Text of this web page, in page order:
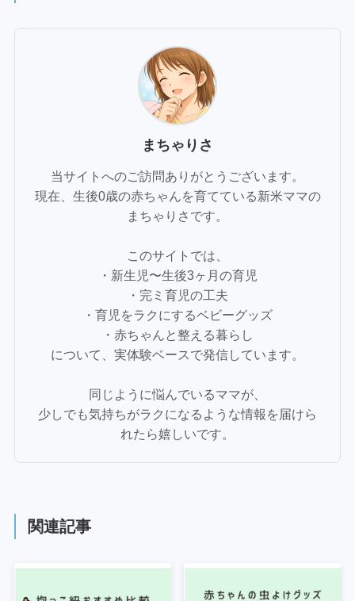
まちゃりさ
当サイトへのご訪問ありがとうございます。
現在、生後0歳の赤ちゃんを育てている新米ママの
まちゃりさです。
このサイトでは、
・新生児〜生後3ヶ月の育児
・完ミ育児の工夫
・育児をラクにするベビーグッズ
・赤ちゃんと整える暮らし
について、実体験ベースで発信しています。
同じように悩んでいるママが、
少しでも気持ちがラクになるような情報を届けら
れたら嬉しいです。
関連記事